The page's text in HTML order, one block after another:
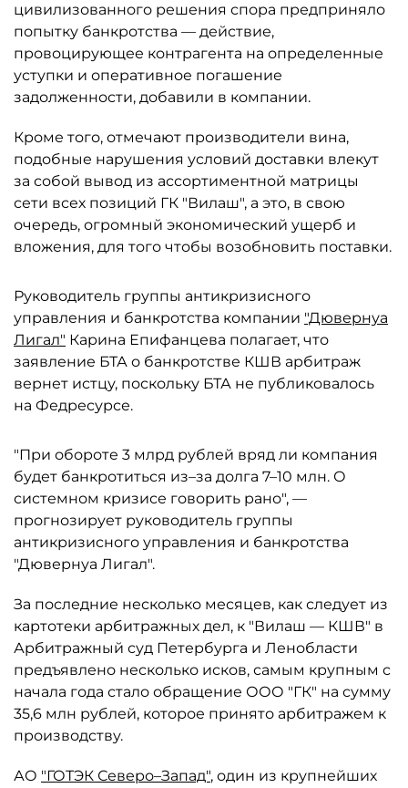
цивилизованного решения спора предприняло
попытку банкротства — действие,
провоцирующее контрагента на определенные
уступки и оперативное погашение
задолженности, добавили в компании.
Кроме того, отмечают производители вина,
подобные нарушения условий доставки влекут
за собой вывод из ассортиментной матрицы
сети всех позиций ГК "Вилаш", а это, в свою
очередь, огромный экономический ущерб и
вложения, для того чтобы возобновить поставки.
Руководитель группы антикризисного
управления и банкротства компании "Дювернуа
Лигал" Карина Епифанцева полагает, что
заявление БТА о банкротстве КШВ арбитраж
вернет истцу, поскольку БТА не публиковалось
на Федресурсе.
"При обороте 3 млрд рублей вряд ли компания
будет банкротиться из–за долга 7–10 млн. О
системном кризисе говорить рано", —
прогнозирует руководитель группы
антикризисного управления и банкротства
"Дювернуа Лигал".
За последние несколько месяцев, как следует из
картотеки арбитражных дел, к "Вилаш — КШВ" в
Арбитражный суд Петербурга и Ленобласти
предъявлено несколько исков, самым крупным с
начала года стало обращение ООО "ГК" на сумму
35,6 млн рублей, которое принято арбитражем к
производству.
АО "ГОТЭК Северо–Запад", один из крупнейших